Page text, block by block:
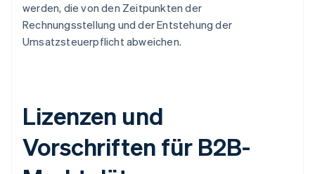
werden, die von den Zeitpunkten der
Rechnungsstellung und der Entstehung der
Umsatzsteuerpflicht abweichen.
Lizenzen und
Vorschriften für B2B-